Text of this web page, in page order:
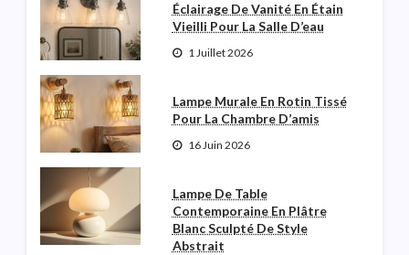
Éclairage De Vanité En Étain
Vieilli Pour La Salle D’eau
1 Juillet 2026
Lampe Murale En Rotin Tissé
Pour La Chambre D’amis
16 Juin 2026
Lampe De Table
Contemporaine En Plâtre
Blanc Sculpté De Style
Abstrait